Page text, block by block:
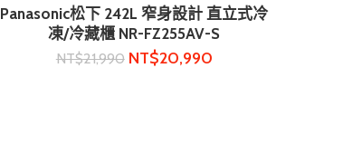
加入購物車
Panasonic松下 242L 窄身設計 直立式冷
凍/冷藏櫃 NR-FZ255AV-S
NT$21,990 NT$20,990